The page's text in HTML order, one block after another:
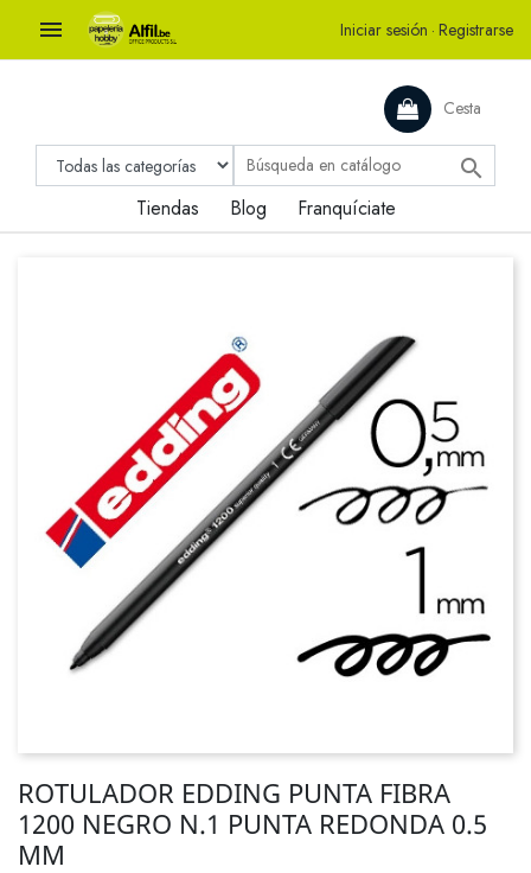
 Iniciar sesión · Registrarse
Cesta

Tiendas Blog Franquíciate
ROTULADOR EDDING PUNTA FIBRA
1200 NEGRO N.1 PUNTA REDONDA 0.5
MM